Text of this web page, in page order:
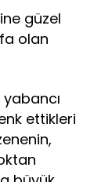
güzel
olan
ettikleri